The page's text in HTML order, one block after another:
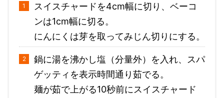
スイスチャードを4cm幅に切り、ベーコ
ンは1cm幅に切る。
にんにくは芽を取ってみじん切りにする。
鍋に湯を沸かし塩（分量外）を入れ、スパ
ゲッティを表示時間通り茹でる。
麺が茹で上がる10秒前にスイスチャード